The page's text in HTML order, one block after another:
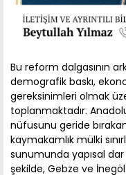
Bu reform dalgasının
demografik baskı,
gereksinimleri olmak
toplanmaktadır.
nüfusunu geride
kaymakamlık mülki
sunumunda yapısal
şekilde, Gebze ve